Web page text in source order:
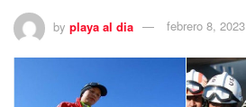
by playa al dia febrero 8, 2023